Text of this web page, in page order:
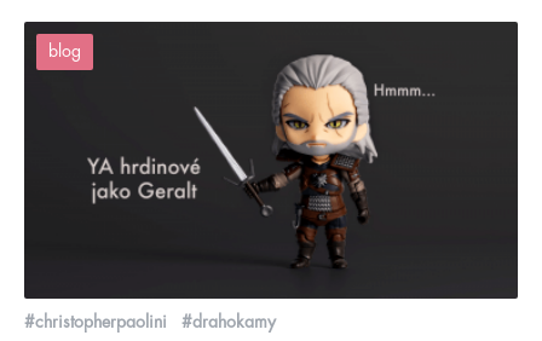
blog
#christopherpaolini #drahokamy